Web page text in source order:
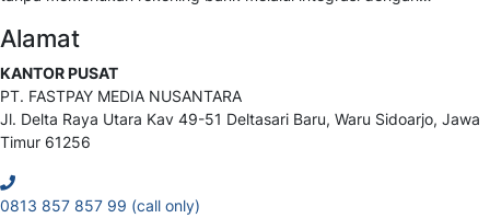
Alamat
KANTOR PUSAT
PT. FASTPAY MEDIA NUSANTARA
Jl. Delta Raya Utara Kav 49-51 Deltasari Baru, Waru Sidoarjo, Jawa
Timur 61256
0813 857 857 99 (call only)